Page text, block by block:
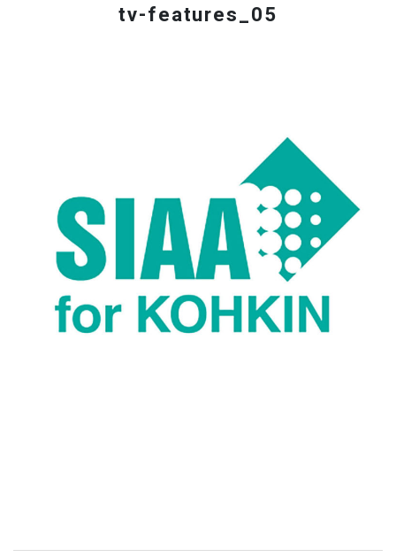
0120-891-224 平日 9:00～17:45
tv-features_05